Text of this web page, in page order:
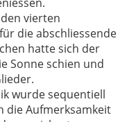
vierten
die abschliessende
hatte sich der
Sonne schien und
wurde sequentiell
die Aufmerksamkeit